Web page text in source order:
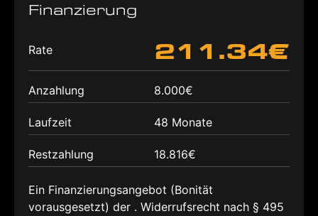
Finanzierung
Rate 211.34€
Anzahlung 8.000€
Laufzeit 48 Monate
Restzahlung 18.816€
Ein Finanzierungsangebot (Bonität
vorausgesetzt) der . Widerrufsrecht nach § 495